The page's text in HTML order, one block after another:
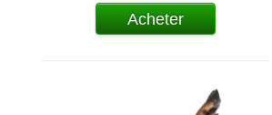
Acheter